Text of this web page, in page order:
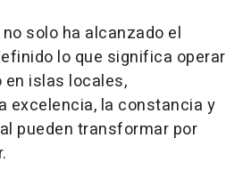
no solo ha alcanzado el
lo que significa operar
en islas locales,
excelencia, la constancia y
pueden transformar por